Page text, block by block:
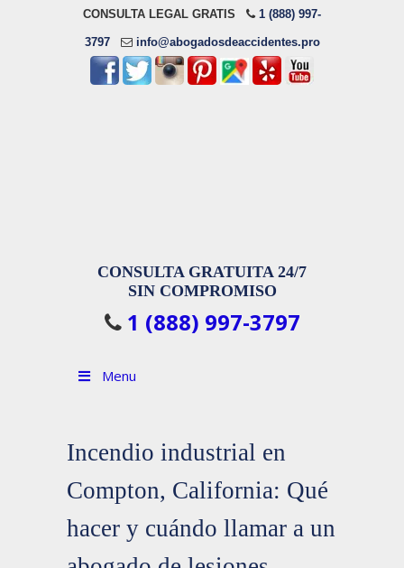
CONSULTA LEGAL GRATIS 1 (888) 997-
3797 info@abogadosdeaccidentes.pro
CONSULTA GRATUITA 24/7
SIN COMPROMISO
1 (888) 997-3797
Menu
Incendio industrial en
Compton, California: Qué
hacer y cuándo llamar a un